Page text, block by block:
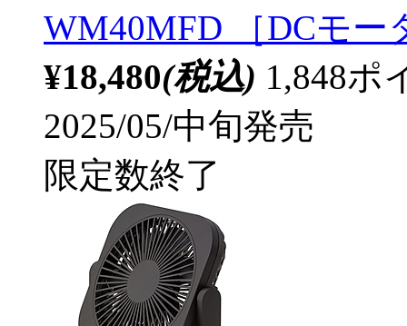
WM40MFD ［DCモー
¥18,480(税込) 1,848ポ
2025/05/中旬発売
限定数終了